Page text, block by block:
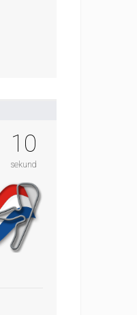
10
sekund